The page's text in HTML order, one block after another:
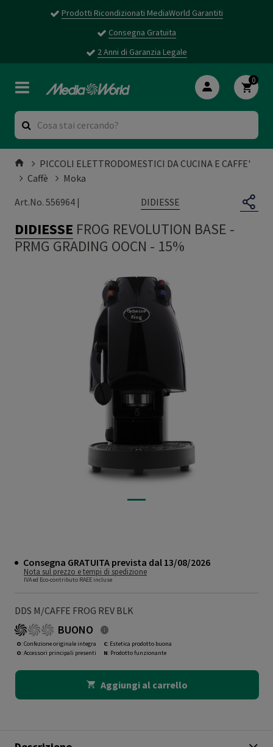
Prodotti Ricondizionati MediaWorld Garantiti
Consegna Gratuita
2 Anni di Garanzia Legale
0
PICCOLI ELETTRODOMESTICI DA CUCINA E CAFFE'
Caffè
Moka
Art.No. 556964 |
DIDIESSE
DIDIESSE FROG REVOLUTION BASE -
PRMG GRADING OOCN - 15%
Consegna GRATUITA prevista dal 13/08/2026
Nota sul prezzo e tempi di spedizione
IVA ed Eco-contributo RAEE incluse
DDS M/CAFFE FROG REV BLK
BUONO
O: Confezione originale integra
O: Accessori principali presenti
C: Estetica prodotto buona
N: Prodotto funzionante
Aggiungi al carrello